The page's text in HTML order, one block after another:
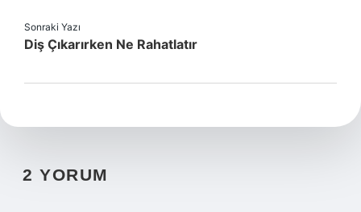
Sonraki Yazı
Diş Çıkarırken Ne Rahatlatır
2 YORUM